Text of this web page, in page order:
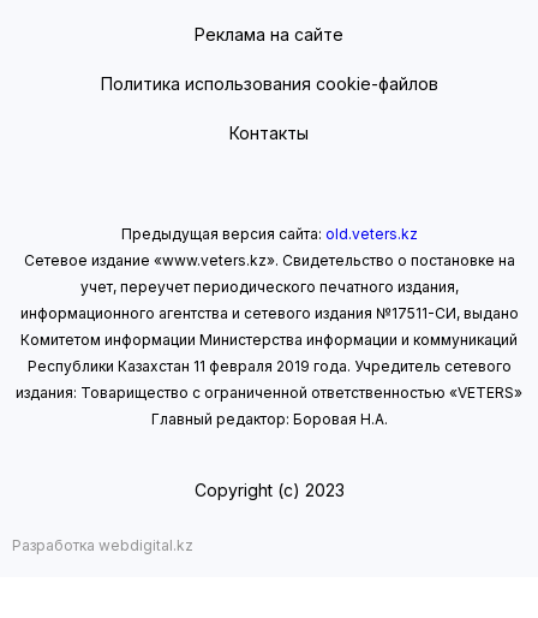
Реклама на сайте
Политика использования cookie-файлов
Контакты
Предыдущая версия сайта: old.veters.kz
Сетевое издание «www.veters.kz». Свидетельство о постановке на
учет, переучет периодического печатного издания,
информационного агентства и сетевого издания №17511-СИ, выдано
Комитетом информации Министерства информации и коммуникаций
Республики Казахстан 11 февраля 2019 года. Учредитель сетевого
издания: Товарищество с ограниченной ответственностью «VETERS»
Главный редактор: Боровая Н.А.
Copyright (с) 2023
Разработка webdigital.kz